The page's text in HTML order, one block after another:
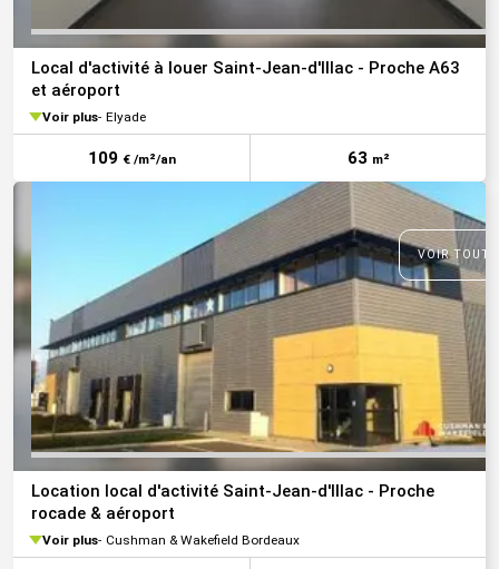
Local d'activité à louer Saint-Jean-d'Illac - Proche A63
et aéroport
Voir plus Elyade
109 € /m²/an 63 m²
VOIR
Location local d'activité Saint-Jean-d'Illac - Proche
rocade & aéroport
Voir plus Cushman & Wakefield Bordeaux